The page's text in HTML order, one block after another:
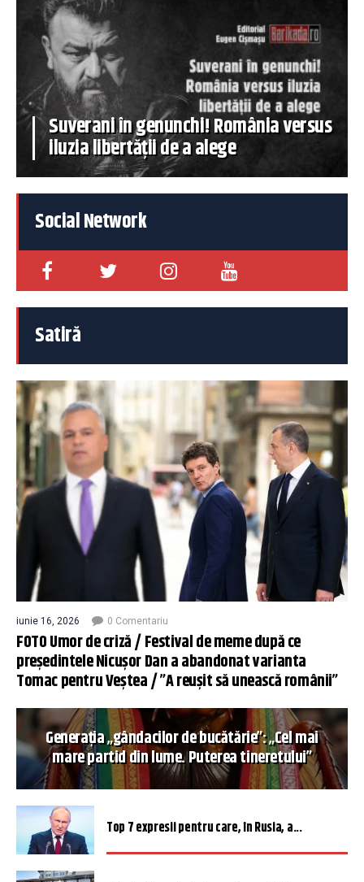
Suverani în genunchi! România versus
iluzia libertății de a alege
Social Network
Satiră
iunie 16, 2026 0 Comentariu
FOTO Umor de criză / Festival de meme după ce
președintele Nicușor Dan a abandonat varianta
Tomac pentru Veștea / ”A reușit să unească românii”
Generația „gândacilor de bucătărie”: „Cel mai
mare partid din lume. Puterea tineretului”
Top 7 expresii pentru care, în Rusia, a...